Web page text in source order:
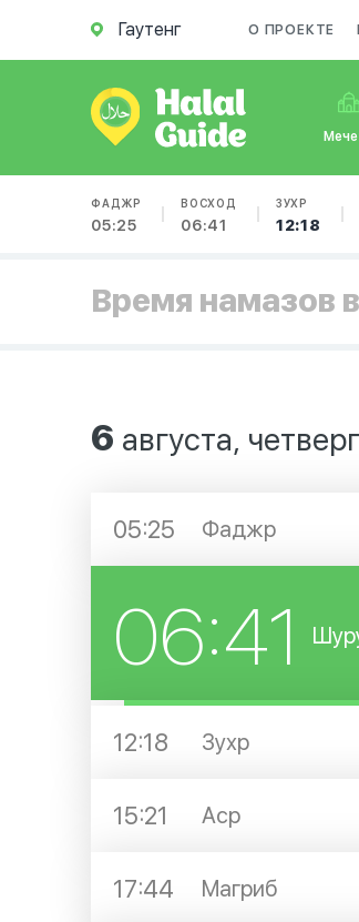
Гаутенг О ПРОЕКТЕ
ФАДЖР
05:25
ВОСХОД
06:41
ЗУХР
12:18
Время намазов в
6 августа, четверг
05:25 Фаджр
06:41
12:18 Зухр
15:21 Аср
17:44 Магриб